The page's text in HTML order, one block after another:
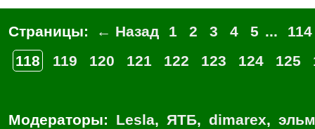
Страницы: ← Назад 1 2 3 4 5 ...
114
118
119 120 121 122 123 124 125
Модераторы: Lesla, ЯТБ, dimarex,